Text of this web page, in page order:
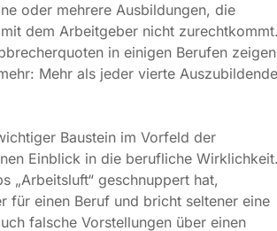
in einigen Berufen zeigen, die 2017
vierte Auszubildende schmeiße seine
Baustein im Vorfeld der Berufswahl und
hat, entscheidet sich nach Erfahrung
Ausbildung ab. Denn ein Praktikum
aufklären.